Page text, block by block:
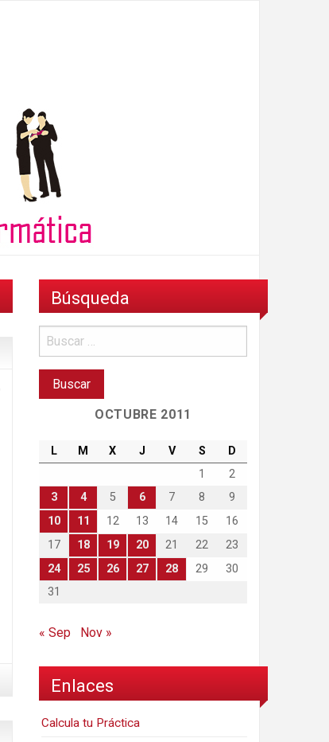
Búsqueda
OCTUBRE 2011
L M X J V S
D
1
2
3
4 5 6 7 8
9
10
11 12 13 14 15
16
17
18 19 20 21 22
23
24
25 26 27 28 29
30
31
« Sep Nov »
Enlaces
Calcula tu Práctica